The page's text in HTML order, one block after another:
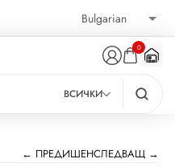
0
ВСИЧКИ
← ПРЕДИШЕНСЛЕДВАЩ →